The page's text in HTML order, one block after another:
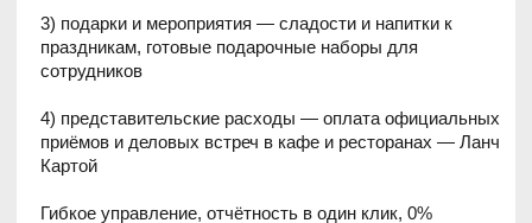
комиссии